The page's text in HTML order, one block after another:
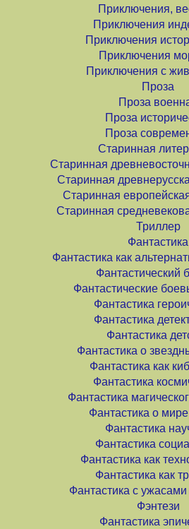
Приключения,
Приключения
Приключения
Приключения
Приключения с
Проза
Проза
Проза
Проза
Старинная
Старинная
Старинная
Старинная
Старинная
Триллер
Фантастика
Фантастика как
Фантастический
Фантастические
Фантастика
Фантастика
Фантастика
Фантастика о
Фантастика как
Фантастика
Фантастика
Фантастика о
Фантастика
Фантастика
Фантастика как
Фантастика как
Фантастика с
Фэнтези
Фантастика